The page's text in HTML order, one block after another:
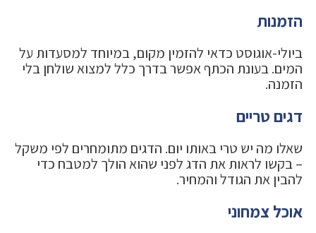
הזמנות
ביולי-אוגוסט כדאי להזמין מקום, במיוחד למסעדות על
המים. בעונת הכתף אפשר בדרך כלל למצוא שולחן בלי
הזמנה.
דגים טריים
שאלו מה יש טרי באותו יום. הדגים מתומחרים לפי משקל
– בקשו לראות את הדג לפני שהוא הולך למטבח כדי
להבין את הגודל והמחיר.
אוכל צמחוני